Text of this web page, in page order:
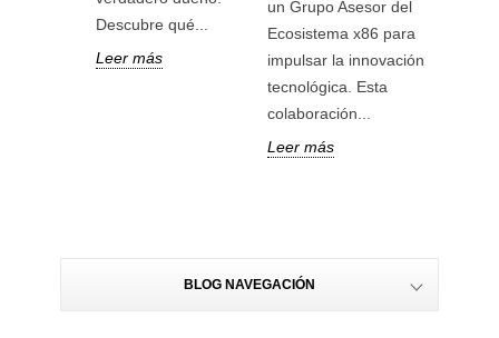
Descubre qué...
Leer más
un Grupo Asesor del
Ecosistema x86 para
impulsar la innovación
tecnológica. Esta
colaboración...
Leer más
BLOG NAVEGACIÓN